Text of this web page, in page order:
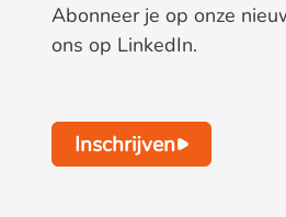
Abonneer je op onze
ons op LinkedIn.
Inschrijven